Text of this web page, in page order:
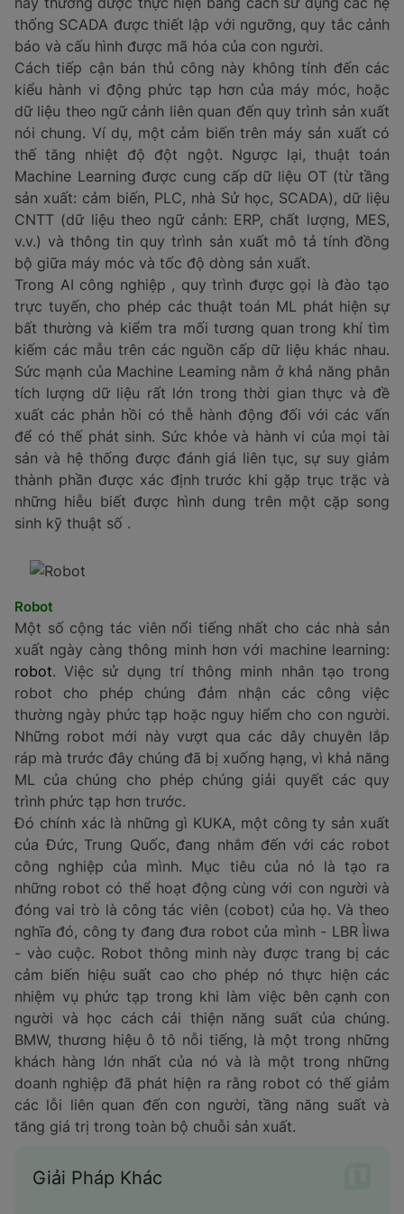
xác định lỗi và lỗi khi chúng xảy ra để chúng
được xử lý ngay lập tức - không chỉ một lần con
người phát hiện ra chúng sau đó.
Ngoài ra, các thuật toán machine learning sử
dụng dữ liệu lịch sử để xác định các kiểu hỏng
hóc thiết bị, giúp chúng xác định khi nào nên
bảo trì thường xuyên. Dữ liệu cũng có thễ được
lấy tự động từ bên trong thiết bị, loại bỏ sự cần
thiết phải kiểm tra thủ công. Tăng tốc độ và
hiệu quả - cộng với giảm chỉ phí nhân lực -
chuyển thành ROI đáng kế cho hầu hết các công
ty, nhưng lợi nhuận lớn nhất đến từ sự thay đối
trong cách bảo trì được tiến hành.
Bảo trì dự đoán với Machine Learning
Bảo trì chiếm một phần đáng kế trong mọi chị phí của
hoạt động sản xuất. Vì lý do này, bảo trì dự đoán đã
trở thành mục tiêu chung của các nhà sản xuất, được
rút ra bởi nhiều lợi ích của nó bao gồm giảm đáng kế
tác động của sáu tốn thất lớn. Mặc dù các nhà sản
xuất nhất định thực hiện bảo trì dự đoán, nhưng điều
này thưởng được thực hiện bằng cách sử dụng các hệ
thống SCADA được thiết lập với ngưỡng, quy tắc cảnh
báo và cấu hình được mã hóa của con người.
kiểu hành vi động phức tạp hơn của máy móc, hoặc
nói chung. Ví dụ, một cảm biến trên máy sản xuất có
thế tăng nhiệt độ đột ngột. Ngược lại, thuật toán
Machine Learning được cung cấp dữ liệu OT (từ tầng
sản xuất: cảm biến, PLC, nhà Sử học, SCADA), dữ liệu
CNTT (dữ liệu theo ngữ cảnh: ERP, chất lượng, MES,
v.v.) và thông tin quy trình sản xuất mô tả tính đồng
bộ giữa máy móc và tốc độ dòng sản xuất.
Trong AI công nghiệp , quy trình được gọi là đào tạo
trực tuyến, cho phép các thuật toán ML phát hiện sự
bất thường và kiểm tra mối tương quan trong khí tìm
kiếm các mẫu trên các nguồn cấp dữ liệu khác nhau.
Sức mạnh của Machine Leaming nằm ở khả năng phân
tích lượng dữ liệu rất lớn trong thời gian thực và đề
xuất các phản hồi có thễ hành động đối với các vấn
để có thế phát sinh. Sức khỏe và hành vi của mọi tài
sản và hệ thống được đánh giá liên tục, sự suy giảm
thành phần được xác định trước khi gặp trục trặc và
những hiễu biết được hình dung trên một cặp song
sinh kỹ thuật số .
Robot
Một số cộng tác viên nổi tiếng nhất cho các nhà sản
xuất ngày càng thông minh hơn với machine learning:
robot cho phép chúng đảm nhận các công việc